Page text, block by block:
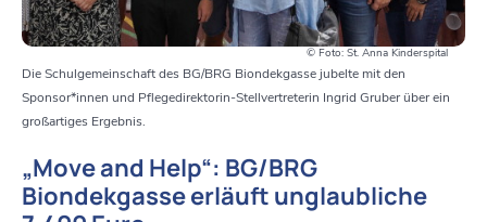
© Foto: St. Anna Kinderspital
Die Schulgemeinschaft des BG/BRG Biondekgasse jubelte mit den
Sponsor*innen und Pflegedirektorin-Stellvertreterin Ingrid Gruber über ein
großartiges Ergebnis.
„Move and Help“: BG/BRG
Biondekgasse erläuft unglaubliche